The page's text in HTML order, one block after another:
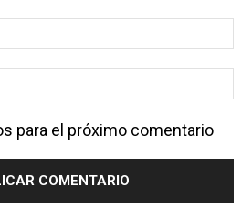
para el próximo comentario